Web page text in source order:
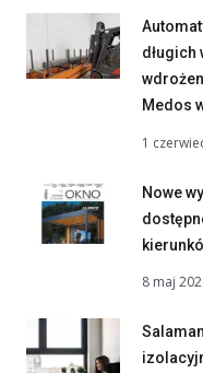
Medos
1
Nowe
8 maj